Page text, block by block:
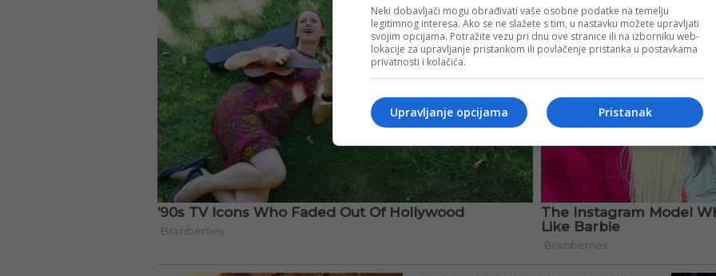
Neki dobavljači mogu obrađivati vaše osobne podatke na temelju
legitimnog interesa. Ako se ne slažete s tim, u nastavku možete upravljati
svojim opcijama. Potražite vezu pri dnu ove stranice ili na izborniku web-
lokacije za upravljanje pristankom ili povlačenje pristanka u postavkama
privatnosti i kolačića.
Pristanak
Upravljanje opcijama